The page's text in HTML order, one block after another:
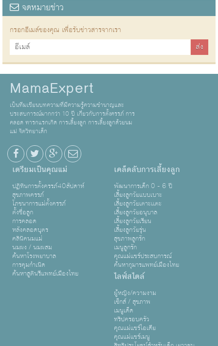
จดหมายข่าว
กรอกอีเมล์ของคุณ เพื่อรับข่าวสารจากเรา
MamaExpert
เป็นทีมเขียนบทความที่มีความรู้ความชำนาญและ
ประสบการณ์มากกว่า 10 ปี เกี่ยวกับการตั้งครรภ์ การ
คลอด ทารกแรกเกิด การเลี้ยงลูก การเลี้ยงลูกด้วยนม
แม่ จิตวิทยาเด็ก
เตรียมเป็นคุณแม่
ปฏิทินการตั้งครรภ์40สัปดาห์
สุขภาพครรภ์
โภชนาการแม่ตั้งครรภ์
ตั้งชื่อลูก
การคลอด
หลังคลอดบุตร
คลินิคนมแม่
นมผง / นมผสม
ค้นหาโรงพยาบาล
การคุมกำเนิด
ค้นหาสูตินรีแพทย์เมืองไทย
เคล็ดลับการเลี้ยงลูก
พัฒนาการเด็ก 0 - 6 ปี
เลี้ยงลูกวัยแบบเบาะ
เลี้ยงลูกวัยเตาะเเตะ
เลี้ยงลูกวัยอนุบาล
เลี้ยงลูกวัยเรียน
เลี้ยงลูกวัยรุ่น
สุขภาพลูกรัก
เมนูลูกรัก
คุณแม่แชร์ประสบการณ์
ค้นหากุมารแพทย์เมืองไทย
ไลฟ์สไตล์
ผู้หญิง/ความงาม
เซ็กส์ / สุขภาพ
เมนูเด็ด
ทริปครอบครัว
คุณแม่แชร์ไอเดีย
คุณแม่แชร์เมนู